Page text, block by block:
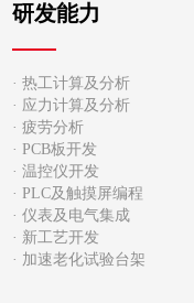
研发能力
· 热工计算及分析
· 应力计算及分析
· 疲劳分析
· PCB板开发
· 温控仪开发
· PLC及触摸屏编程
· 仪表及电气集成
· 新工艺开发
· 加速老化试验台架